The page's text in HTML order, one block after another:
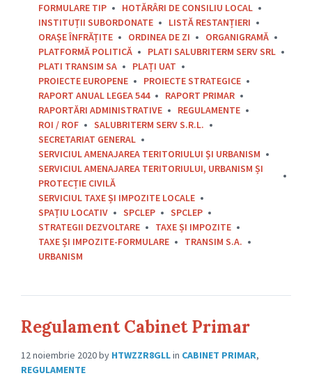
FORMULARE TIP
HOTĂRÂRI DE CONSILIU LOCAL
INSTITUȚII SUBORDONATE
LISTĂ RESTANȚIERI
ORAȘE ÎNFRĂȚITE
ORDINEA DE ZI
ORGANIGRAMĂ
PLATFORMĂ POLITICĂ
PLATI SALUBRITERM SERV SRL
PLATI TRANSIM SA
PLAȚI UAT
PROIECTE EUROPENE
PROIECTE STRATEGICE
RAPORT ANUAL LEGEA 544
RAPORT PRIMAR
RAPORTĂRI ADMINISTRATIVE
REGULAMENTE
ROI / ROF
SALUBRITERM SERV S.R.L.
SECRETARIAT GENERAL
SERVICIUL AMENAJAREA TERITORIULUI ȘI URBANISM
SERVICIUL AMENAJAREA TERITORIULUI, URBANISM ȘI
PROTECȚIE CIVILĂ
SERVICIUL TAXE ȘI IMPOZITE LOCALE
SPAȚIU LOCATIV
SPCLEP
SPCLEP
STRATEGII DEZVOLTARE
TAXE ȘI IMPOZITE
TAXE ȘI IMPOZITE-FORMULARE
TRANSIM S.A.
URBANISM
Regulament Cabinet Primar
12 noiembrie 2020by HTWZZR8GLLin CABINET PRIMAR,
REGULAMENTE